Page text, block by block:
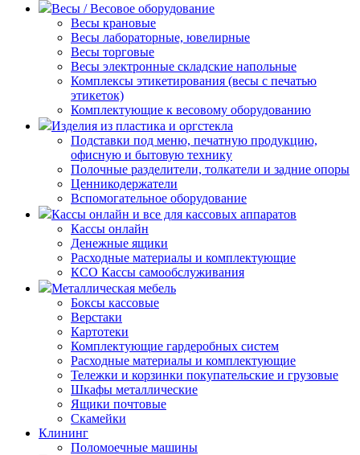
Весы / Весовое оборудование
Весы крановые
Весы лабораторные, ювелирные
Весы торговые
Весы электронные складские напольные
Комплексы этикетирования (весы с печатью
этикеток)
Комплектующие к весовому оборудованию
Изделия из пластика и оргстекла
Подставки под меню, печатную продукцию,
офисную и бытовую технику
Полочные разделители, толкатели и задние опоры
Ценникодержатели
Вспомогательное оборудование
Кассы онлайн и все для кассовых аппаратов
Кассы онлайн
Денежные ящики
Расходные материалы и комплектующие
КСО Кассы самообслуживания
Металлическая мебель
Боксы кассовые
Верстаки
Картотеки
Комплектующие гардеробных систем
Расходные материалы и комплектующие
Тележки и корзинки покупательские и грузовые
Шкафы металлические
Ящики почтовые
Скамейки
Клининг
Поломоечные машины